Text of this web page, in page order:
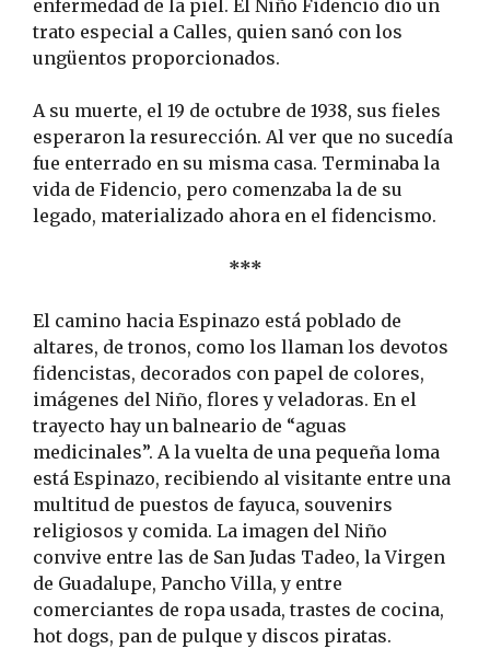
enfermedad de la piel. El Niño Fidencio dio un
trato especial a Calles, quien sanó con los
ungüentos proporcionados.
A su muerte, el 19 de octubre de 1938, sus fieles
esperaron la resurección. Al ver que no sucedía
fue enterrado en su misma casa. Terminaba la
vida de Fidencio, pero comenzaba la de su
legado, materializado ahora en el fidencismo.
***
El camino hacia Espinazo está poblado de
altares, de tronos, como los llaman los devotos
fidencistas, decorados con papel de colores,
imágenes del Niño, flores y veladoras. En el
trayecto hay un balneario de “aguas
medicinales”. A la vuelta de una pequeña loma
está Espinazo, recibiendo al visitante entre una
multitud de puestos de fayuca, souvenirs
religiosos y comida. La imagen del Niño
convive entre las de San Judas Tadeo, la Virgen
de Guadalupe, Pancho Villa, y entre
comerciantes de ropa usada, trastes de cocina,
hot dogs, pan de pulque y discos piratas.